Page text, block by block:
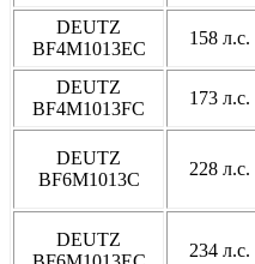
DEUTZ
BF4M1013EC
158 л.с.
DEUTZ
BF4M1013FC
173 л.с.
DEUTZ
BF6M1013C
228 л.с.
DEUTZ
234 л.с.